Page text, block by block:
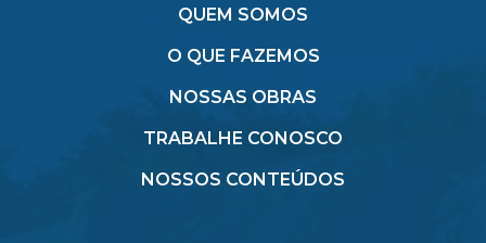
QUEM SOMOS
O QUE FAZEMOS
NOSSAS OBRAS
TRABALHE CONOSCO
NOSSOS CONTEÚDOS